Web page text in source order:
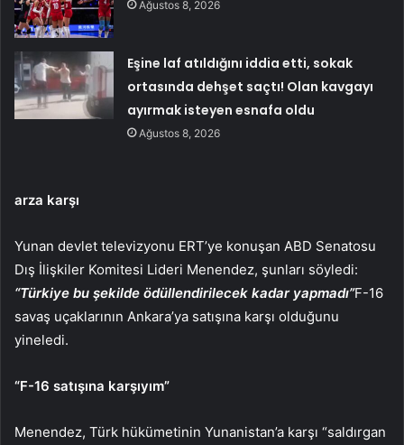
Ağustos 8, 2026
Eşine laf atıldığını iddia etti, sokak
ortasında dehşet saçtı! Olan kavgayı
ayırmak isteyen esnafa oldu
Ağustos 8, 2026
arza karşı
Yunan devlet televizyonu ERT’ye konuşan ABD Senatosu
Dış İlişkiler Komitesi Lideri Menendez, şunları söyledi:
“Türkiye bu şekilde ödüllendirilecek kadar yapmadı”F-16
savaş uçaklarının Ankara’ya satışına karşı olduğunu
yineledi.
“F-16 satışına karşıyım”
Menendez, Türk hükümetinin Yunanistan’a karşı “saldırgan